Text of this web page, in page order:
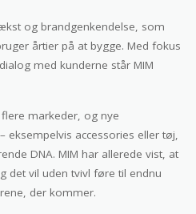
og brandgenkendelse, som
årtier på at bygge. Med fokus
med kunderne står MIM
markeder, og nye
eksempelvis accessories eller tøj,
DNA. MIM har allerede vist, at
det vil uden tvivl føre til endnu
der kommer.